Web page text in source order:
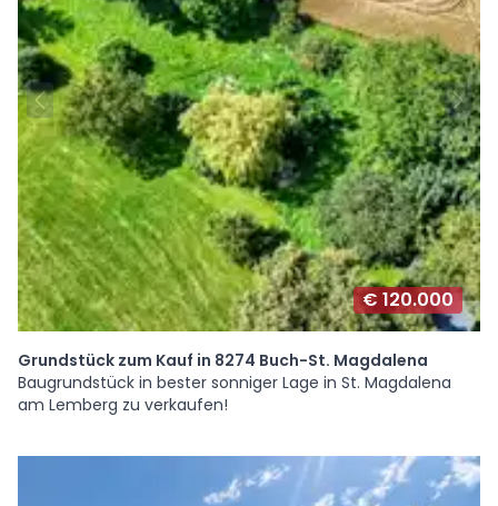
€ 120.000
Grundstück zum Kauf in 8274 Buch-St. Magdalena
Baugrundstück in bester sonniger Lage in St. Magdalena
am Lemberg zu verkaufen!